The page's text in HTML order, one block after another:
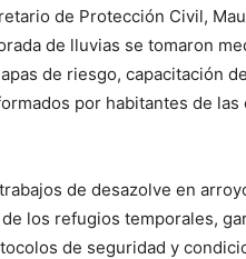
de Protección Civil,
de lluvias se tomaron
de riesgo, capacitación
por habitantes de
de desazolve en
los refugios temporales,
de seguridad y